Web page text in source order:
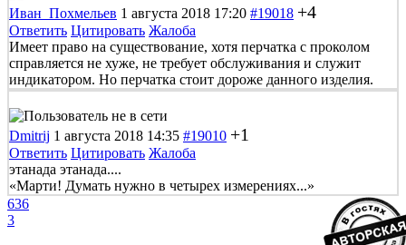
Иван_Похмельев 1 августа 2018 17:20 #19018 +4
Ответить Цитировать Жалоба
Имеет право на существование, хотя перчатка с проколом
справляется не хуже, не требует обслуживания и служит
индикатором. Но перчатка стоит дороже данного изделия.
Dmitrij 1 августа 2018 14:35 #19010 +1
Ответить Цитировать Жалоба
этанада этанада....
«Марти! Думать нужно в четырех измерениях...»
636
3